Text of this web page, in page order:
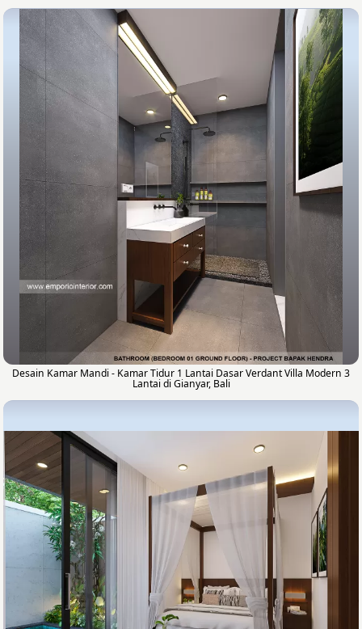
Desain Kamar Mandi - Kamar Tidur 1 Lantai Dasar Verdant Villa Modern 3
Lantai di Gianyar, Bali